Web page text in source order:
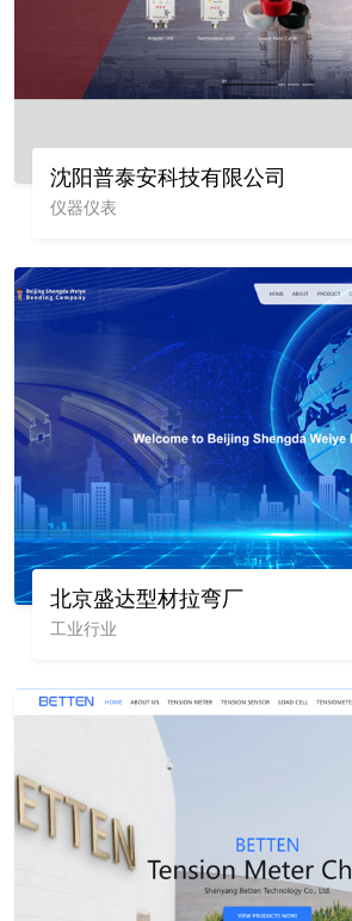
沈阳普泰安科技有限公司
仪器仪表
北京盛达型材拉弯厂
工业行业